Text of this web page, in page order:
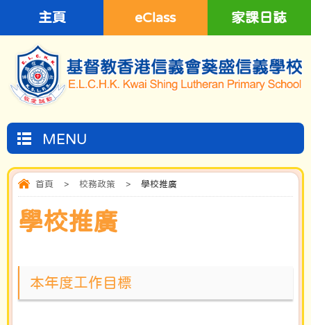
主頁 eClass 家課日誌
MENU
首頁 > 校務政策 > 學校推廣
學校推廣
本年度工作目標